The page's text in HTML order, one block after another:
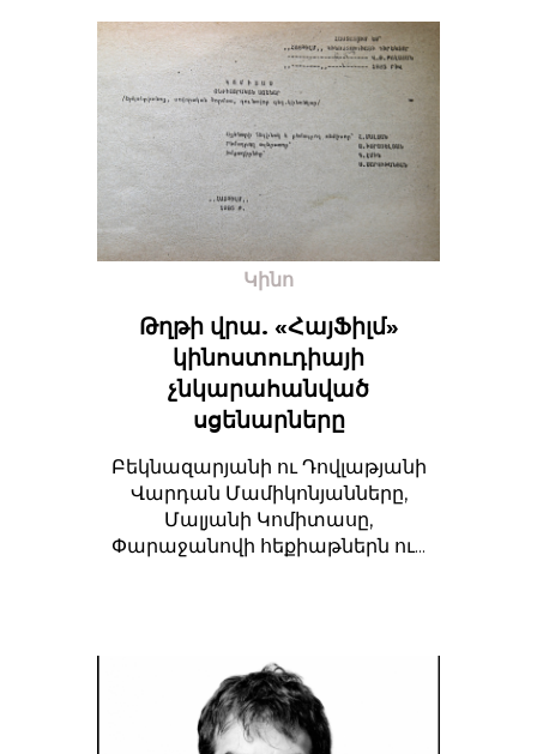
Կինո
Թղթի վրա. «ՀայՖիլմ»
կինոստուդիայի
չնկարահանված
սցենարները
Բեկնազարյանի ու Դովլաթյանի
Վարդան Մամիկոնյանները,
Մալյանի Կոմիտասը,
Փարաջանովի հեքիաթներն ու...